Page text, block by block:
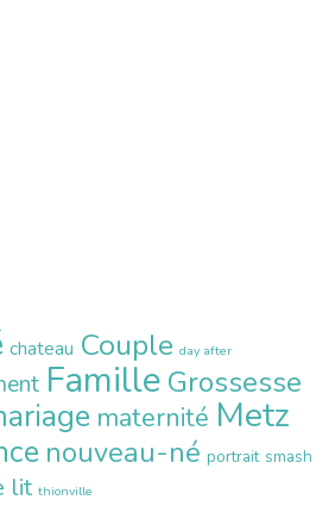
chateau Couple day after
Famille Grossesse
maternité Metz
nouveau-né portrait smash
lit thionville